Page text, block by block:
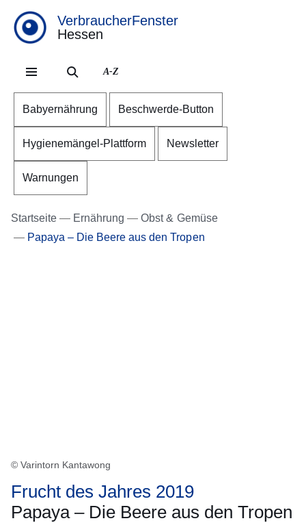
VerbraucherFenster
Hessen
A-Z
Babyernährung Beschwerde-Button
Hygienemängel-Plattform Newsletter
Warnungen
Startseite Ernährung
Obst & Gemüse
Papaya – Die Beere aus den Tropen
© Varintorn Kantawong
Frucht des Jahres 2019
Papaya – Die Beere aus den Tropen